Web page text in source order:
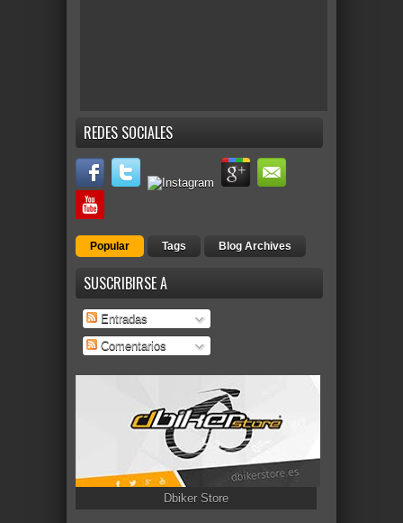
REDES SOCIALES
Popular Tags Blog Archives
SUSCRIBIRSE A
Entradas
Comentarios
Dbiker Store